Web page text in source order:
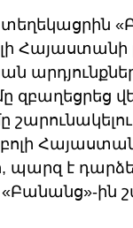
Հայաստանի
զբաղեցրեց
է
«Բանանց»-ին